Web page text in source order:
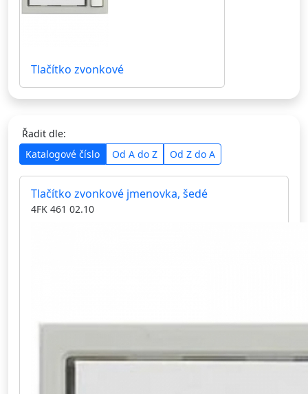
Tlačítko zvonkové
Řadit dle:
Katalogové číslo
Od A do Z Od Z do A
Tlačítko zvonkové jmenovka, šedé
4FK 461 02.10